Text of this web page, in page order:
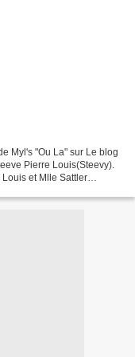
Myl's "Ou La" sur Le blog
Pierre Louis(Steevy).
et Mlle Sattler